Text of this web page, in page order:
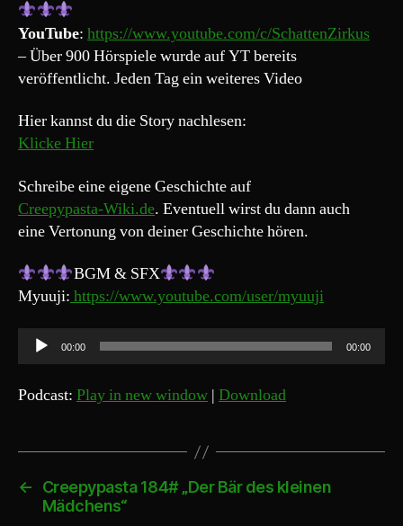
DISNEYLAND“
YouTube: https://www.youtube.com/c/SchattenZirkus
– Über 900 Hörspiele wurde auf YT bereits
veröffentlicht. Jeden Tag ein weiteres Video
Hier kannst du die Story nachlesen:
Klicke Hier
Schreibe eine eigene Geschichte auf
Creepypasta-Wiki.de. Eventuell wirst du dann auch
eine Vertonung von deiner Geschichte hören.
BGM & SFX
Myuuji: https://www.youtube.com/user/myuuji
u
d
P
00:00 00:00
Podcast: Play in new window | Download
←
Creepypasta 184# „Der Bär des kleinen
Mädchens“